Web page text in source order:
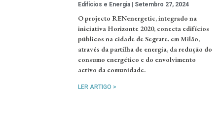
Edifícios e Energia Setembro 27, 2024
O projecto RENenergetic, integrado na
iniciativa Horizonte 2020, conecta edifícios
públicos na cidade de Segrate, em Milão,
através da partilha de energia, da redução do
consumo energético e do envolvimento
activo da comunidade.
LER ARTIGO >